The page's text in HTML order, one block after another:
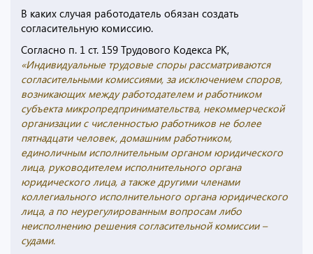
В каких случая работодатель обязан создать
согласительную комиссию.
Согласно п. 1 ст. 159 Трудового Кодекса РК,
«Индивидуальные трудовые споры рассматриваются
согласительными комиссиями, за исключением споров,
возникающих между работодателем и работником
субъекта микропредпринимательства, некоммерческой
организации с численностью работников не более
пятнадцати человек, домашним работником,
единоличным исполнительным органом юридического
лица, руководителем исполнительного органа
юридического лица, а также другими членами
коллегиального исполнительного органа юридического
лица, а по неурегулированным вопросам либо
неисполнению решения согласительной комиссии –
судами.